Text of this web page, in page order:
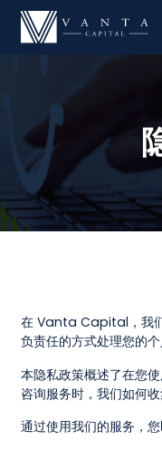
在 Vanta Capital，我们
负责任的方式处理您的个
本隐私政策概述了在您
咨询服务时，我们如何
通过使用我们的服务，